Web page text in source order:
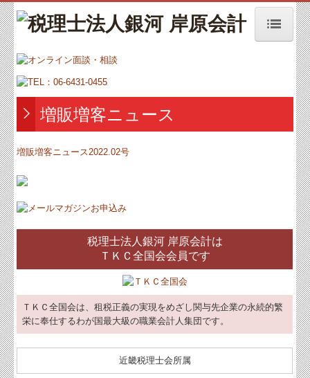
トップページ
お知らせ
事務所紹介
よくある質問
料金について
増販増客ニュース
増販増客ニュース2022.02号
税理士法人銀河 岸原会計は
ＴＫＣ全国会会員です
ＴＫＣ全国会は、租税正義の実現をめざし関与先企業の永続的繁
栄に奉仕するわが国最大級の職業会計人集団です。
近畿税理士会所属